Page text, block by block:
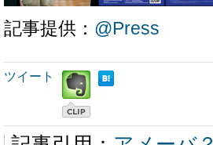
記事提供： @Press
ツイート